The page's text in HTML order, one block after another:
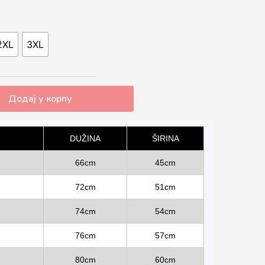
3XL
Додај у корпу
DUŽINA ŠIRINA
66cm 45cm
72cm 51cm
74cm 54cm
76cm 57cm
80cm 60cm